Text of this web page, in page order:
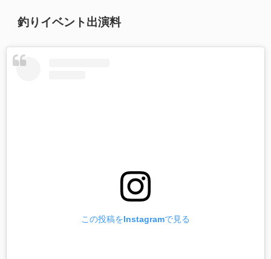
釣りイベント出演料
この投稿をInstagramで見る